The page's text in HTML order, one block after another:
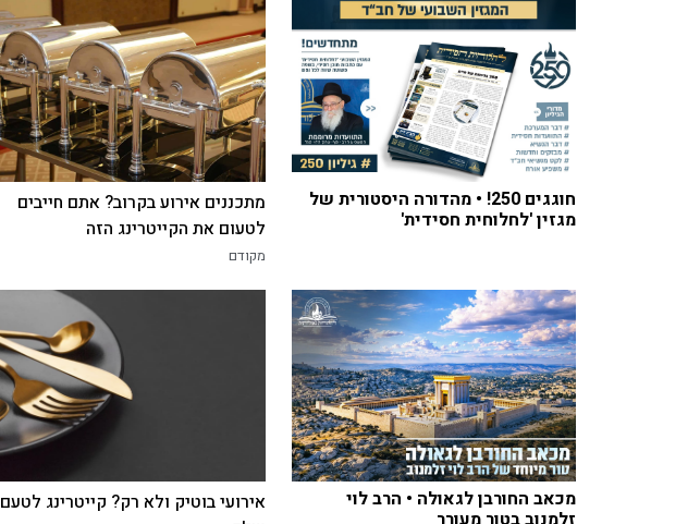
חוגגים 250! • מהדורה היסטורית של
מגזין 'לחלוחית חסידית'
מתכננים אירוע בקרוב? אתם חייבים
לטעום את הקייטרינג הזה
מקודם
מכאב החורבן לגאולה • הרב לוי
אירועי בוטיק ולא רק? קייטרינג לטעם